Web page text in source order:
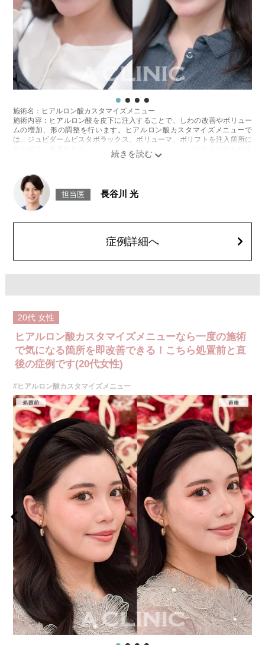
施術名：ヒアルロン酸カスタマイズメニュー
施術内容：ヒアルロン酸を皮下に注入することで、しわの改善やボリュー
ムの増加、形の調整を行います。ヒアルロン酸カスタマイズメニューで
は、ジュビダームビスタボラックス、ボリューマ、ボリフトを注入箇所に
合わせて、最適なヒアルロン酸を医師が患者様お一人おひとりに合わせて
リスク、副作用：腫れ、赤み、内出血、痛み、突っ張り感などが生じるこ
とがございます。また、稀にアレルギー、細菌感染症、血管閉塞などが生
じることがございます。注入箇所を強く刺激するようなマッサージは1〜2
週間ほどお控えください。
オプション：表面麻酔 3,300円(税込)、笑気麻酔 3,300円(税込)
担当医 長谷川 光
症例詳細へ
20代 女性
ヒアルロン酸カスタマイズメニューなら一度の施術
で気になる箇所を即改善できる！こちら処置前と直
後の症例です(20代女性)
#ヒアルロン酸カスタマイズメニュー